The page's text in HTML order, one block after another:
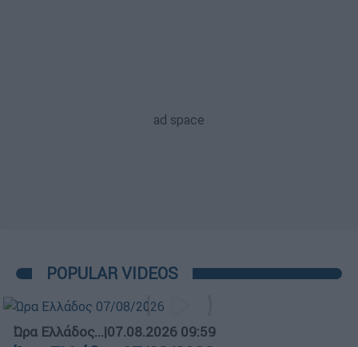
POPULAR VIDEOS
Ώρα Ελλάδος...|07.08.2026 09:59